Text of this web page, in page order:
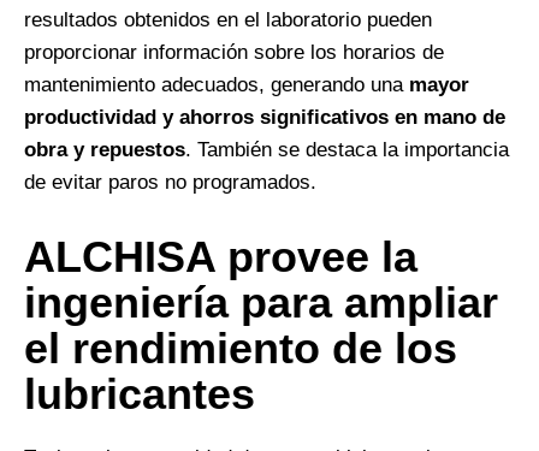
resultados obtenidos en el laboratorio pueden
proporcionar información sobre los horarios de
mantenimiento adecuados, generando una mayor
productividad y ahorros significativos en mano de
obra y repuestos. También se destaca la importancia
de evitar paros no programados.
ALCHISA provee la
ingeniería para ampliar
el rendimiento de los
lubricantes